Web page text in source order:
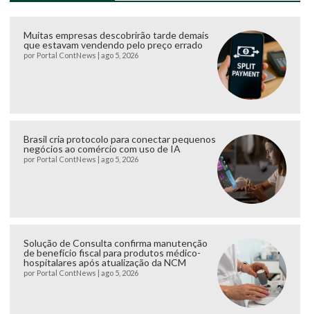
Muitas empresas descobrirão tarde demais
que estavam vendendo pelo preço errado
por Portal ContNews | ago 5, 2026
Brasil cria protocolo para conectar pequenos
negócios ao comércio com uso de IA
por Portal ContNews | ago 5, 2026
Solução de Consulta confirma manutenção
de benefício fiscal para produtos médico-
hospitalares após atualização da NCM
por Portal ContNews | ago 5, 2026